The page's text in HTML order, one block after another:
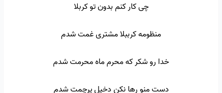
چی کار کنم بدون تو کربلا
منظومه کرببلا مشتری غمت شدم
خدا رو شکر که محرم ماه محرمت شدم
دست منو رها نکن دخیل پرچمت شدم